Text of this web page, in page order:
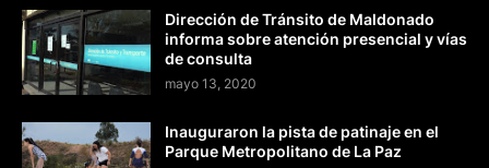
Dirección de Tránsito de Maldonado
informa sobre atención presencial y vías
de consulta
mayo 13, 2020
Inauguraron la pista de patinaje en el
Parque Metropolitano de La Paz